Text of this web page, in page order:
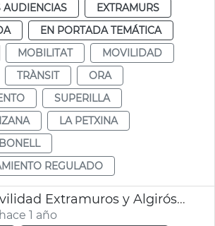
AUDIENCIAS
EXTRAMURS
EN PORTADA TEMÁTICA
MOBILITAT
MOVILIDAD
TRÀNSIT
ORA
SUPERILLA
LA PETXINA
REGULADO
Mejora movilidad Extramuros y Algirós. València
1 año